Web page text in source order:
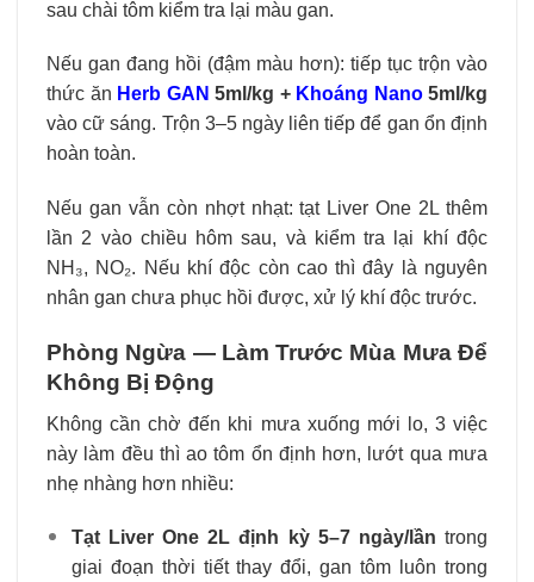
sau chài tôm kiểm tra lại màu gan.
Nếu gan đang hồi (đậm màu hơn): tiếp tục trộn vào
thức ăn Herb GAN 5ml/kg + Khoáng Nano5ml/kg
vào cữ sáng. Trộn 3–5 ngày liên tiếp để gan ổn định
hoàn toàn.
Nếu gan vẫn còn nhợt nhạt: tạt Liver One 2L thêm
lần 2 vào chiều hôm sau, và kiểm tra lại khí độc
NH₃, NO₂. Nếu khí độc còn cao thì đây là nguyên
nhân gan chưa phục hồi được, xử lý khí độc trước.
Phòng Ngừa — Làm Trước Mùa Mưa Để
Không Bị Động
Không cần chờ đến khi mưa xuống mới lo, 3 việc
này làm đều thì ao tôm ổn định hơn, lướt qua mưa
nhẹ nhàng hơn nhiều:
Tạt Liver One 2L định kỳ 5–7 ngày/lần trong
giai đoạn thời tiết thay đổi, gan tôm luôn trong